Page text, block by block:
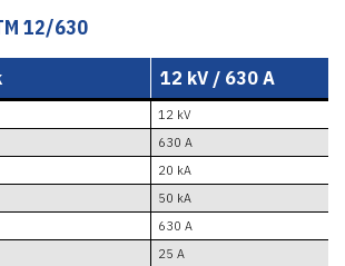
12/630
12 kV / 630 A
12 kV
630 A
20 kA
50 kA
630 A
25 A